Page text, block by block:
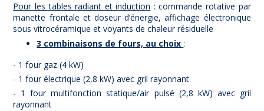
Pour les tables radiant et induction : commande rotative par
manette frontale et doseur d’énergie, affichage électronique
sous vitrocéramique et voyants de chaleur résiduelle
3 combinaisons de fours, au choix :
- 1 four gaz (4 kW)
- 1 four électrique (2,8 kW) avec gril rayonnant
- 1 four multifonction statique/air pulsé (2,8 kW) avec gril
rayonnant